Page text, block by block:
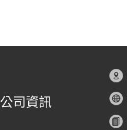
公司資訊